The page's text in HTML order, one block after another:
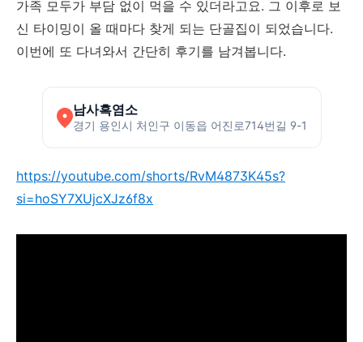
가족 모두가 부담 없이 먹을 수 있더라고요. 그 이후로 보
신 타이밍이 올 때마다 찾게 되는 단골집이 되었습니다.
이번에 또 다녀와서 간단히 후기를 남겨봅니다.
남사흑염소
경기 용인시 처인구 이동읍 어진로714번길 9-1
https://youtube.com/shorts/RvM4873K45s?
si=hoSY7XUjcXJz6f8x